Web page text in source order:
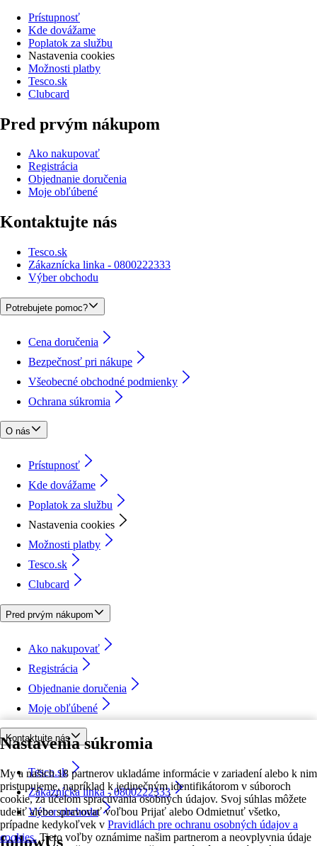
Nastavenia súkromia
My a našich 18 partnerov ukladáme informácie v zariadení alebo k nim
pristupujeme, napríklad k jedinečným identifikátorom v súboroch
cookie, za účelom spracúvania osobných údajov. Svoj súhlas môžete
udeliť alebo spravovať voľbou Prijať alebo Odmietnuť všetko,
prípadne kedykoľvek v Pravidlách pre ochranu osobných údajov a
cookies. Tieto voľby oznámime našim partnerom a neovplyvnia údaje
Prístupnosť
Kde dovážame
Poplatok za službu
Nastavenia cookies
Možnosti platby
Tesco.sk
Clubcard
Pred prvým nákupom
Ako nakupovať
Registrácia
Objednanie doručenia
Moje obľúbené
Kontaktujte nás
Tesco.sk
Zákaznícka linka - 0800222333
Výber obchodu
Potrebujete pomoc?
Cena doručenia
Bezpečnosť pri nákupe
Všeobecné obchodné podmienky
Ochrana súkromia
O nás
Prístupnosť
Kde dovážame
Poplatok za službu
Nastavenia cookies
Možnosti platby
Tesco.sk
Clubcard
Pred prvým nákupom
Ako nakupovať
Registrácia
Objednanie doručenia
Moje obľúbené
Kontaktujte nás
Tesco.sk
Zákaznícka linka - 0800222333
Výber obchodu
followUs